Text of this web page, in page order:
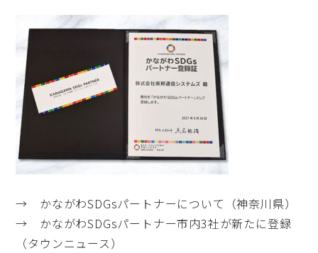
→ かながわSDGsパートナーについて（神奈川県）
→ かながわSDGsパートナー市内3社が新たに登録
（タウンニュース）